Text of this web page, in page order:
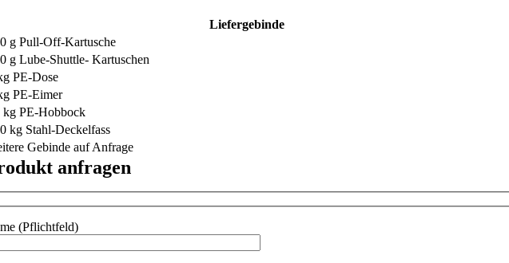
Liefergebinde
g Pull-Off-Kartusche
g Lube-Shuttle- Kartuschen
PE-Dose
PE-Eimer
kg PE-Hobbock
kg Stahl-Deckelfass
Gebinde auf Anfrage
anfragen
(Pflichtfeld)